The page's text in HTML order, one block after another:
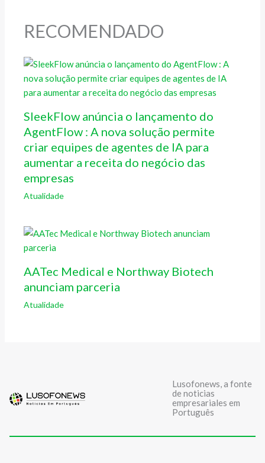
RECOMENDADO
SleekFlow anúncia o lançamento do
AgentFlow : A nova solução permite
criar equipes de agentes de IA para
aumentar a receita do negócio das
empresas
Atualidade
AATec Medical e Northway Biotech
anunciam parceria
Atualidade
Lusofonews, a fonte
de noticias
empresariales em
Português